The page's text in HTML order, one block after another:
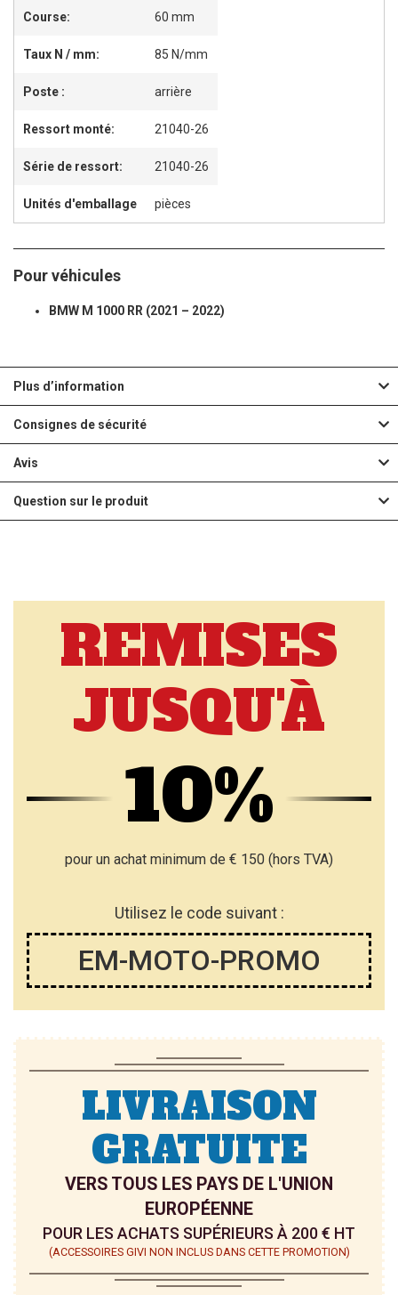
Course: 60 mm
Taux N / mm: 85 N/mm
Poste : arrière
Ressort monté: 21040-26
Série de ressort: 21040-26
Unités d'emballage pièces
Pour véhicules
BMW M 1000 RR (2021 – 2022)
Plus d’information
Consignes de sécurité
Avis
Question sur le produit
REMISES
JUSQU'À
10%
pour un achat minimum de € 150 (hors TVA)
Utilisez le code suivant :
EM-MOTO-PROMO
LIVRAISON
GRATUITE
VERS TOUS LES PAYS DE L'UNION
EUROPÉENNE
POUR LES ACHATS SUPÉRIEURS À 200 € HT
(ACCESSOIRES GIVI NON INCLUS DANS CETTE PROMOTION)